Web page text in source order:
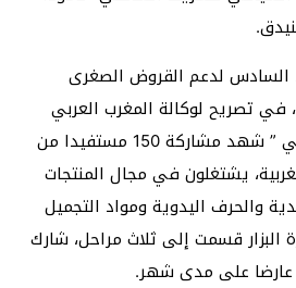
السادس لدعم القروض الصغرى
في تصريح لوكالة المغرب العربي
للأنباء، أن “البزار التضامني ” شهد مشاركة 150 مستفيدا من
يشتغلون في مجال المنتجات
والحرف اليدوية ومواد التجميل
البزار قسمت إلى ثلاث مراحل، شارك